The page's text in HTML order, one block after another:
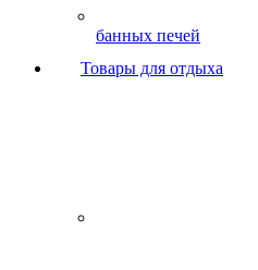
банных печей
Товары для отдыха